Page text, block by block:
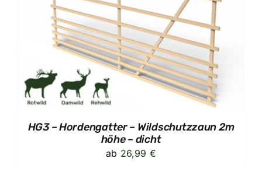
HG3 – Hordengatter – Wildschutzzaun 2m
höhe – dicht
ab 26,99 €